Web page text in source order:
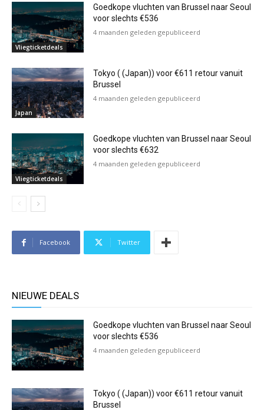
Vliegticketdeals
Goedkope vluchten van Brussel naar Seoul
voor slechts €536
4 maanden geleden gepubliceerd
Japan
Tokyo ( (Japan)) voor €611 retour vanuit
Brussel
4 maanden geleden gepubliceerd
Vliegticketdeals
Goedkope vluchten van Brussel naar Seoul
voor slechts €632
4 maanden geleden gepubliceerd
Facebook Twitter
NIEUWE DEALS
Goedkope vluchten van Brussel naar Seoul
voor slechts €536
4 maanden geleden gepubliceerd
Tokyo ( (Japan)) voor €611 retour vanuit
Brussel